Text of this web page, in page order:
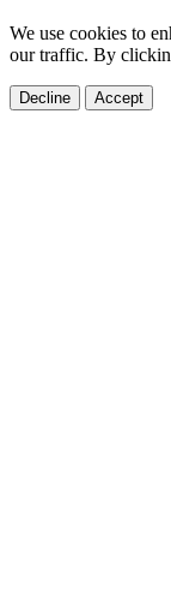
We use cookies to
our traffic. By
Decline Accept